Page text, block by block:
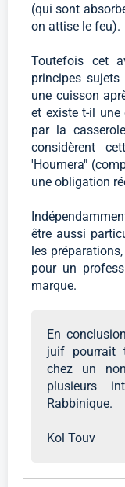
(qui sont
on attise le feu).
Toutefois cet
principes
une cuisson
et existe t-il
par la
considèrent
'Houmera"
une obligation
être aussi
les
pour un
marque.
En
juif pourrait
chez un
plusieurs
Rabbinique.
Kol Touv